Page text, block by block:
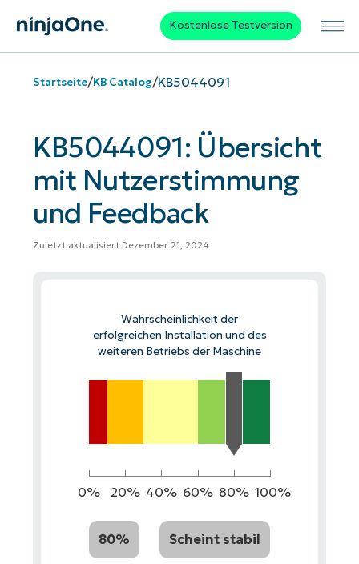
Kostenlose Testversion
Startseite/KB Catalog/KB5044091
KB5044091: Übersicht
mit Nutzerstimmung
und Feedback
Zuletzt aktualisiert Dezember 21, 2024
Wahrscheinlichkeit der
erfolgreichen Installation und des
weiteren Betriebs der Maschine
0% 20% 40% 60% 80% 100%
80% Scheint stabil